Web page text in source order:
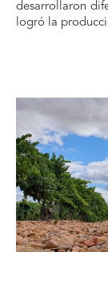
desarrollaron
logró la